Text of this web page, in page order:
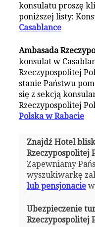
konsulatu proszę
poniższej listy:
Casablance
Ambasada
konsulat w
Rzeczypospolitej
stanie Państwu
się z sekcją
Rzeczypospolitej
Polska w Rabacie
Znajdź Hotel
Rzeczypospolitej
Zapewniamy
wyszukiwarkę
lub pensjonaciew
Ubezpieczenie
Rzeczypospolitej